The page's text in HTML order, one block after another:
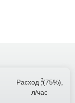
Расход ,(75%),
л/час